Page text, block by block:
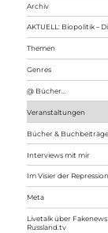
Archiv
AKTUELL: Biopolitik –
Themen
Genres
@ Bücher…
Veranstaltungen
Bücher & Buchbeiträge
Interviews mit mir
Im Visier der Repression
Meta
Livetalk über
Russland.tv